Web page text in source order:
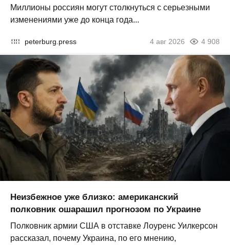
Миллионы россиян могут столкнуться с серьезными
изменениями уже до конца года...
peterburg.press 4 авг 2026 4 908
Неизбежное уже близко: американский
полковник ошарашил прогнозом по Украине
Полковник армии США в отставке Лоуренс Уилкерсон
рассказал, почему Украина, по его мнению,